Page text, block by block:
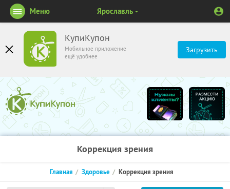
КупиКупон
Мобильное приложение
ещё удобнее
Загрузить
Меню Ярославль
Коррекция зрения
Главная Здоровье Коррекция зрения